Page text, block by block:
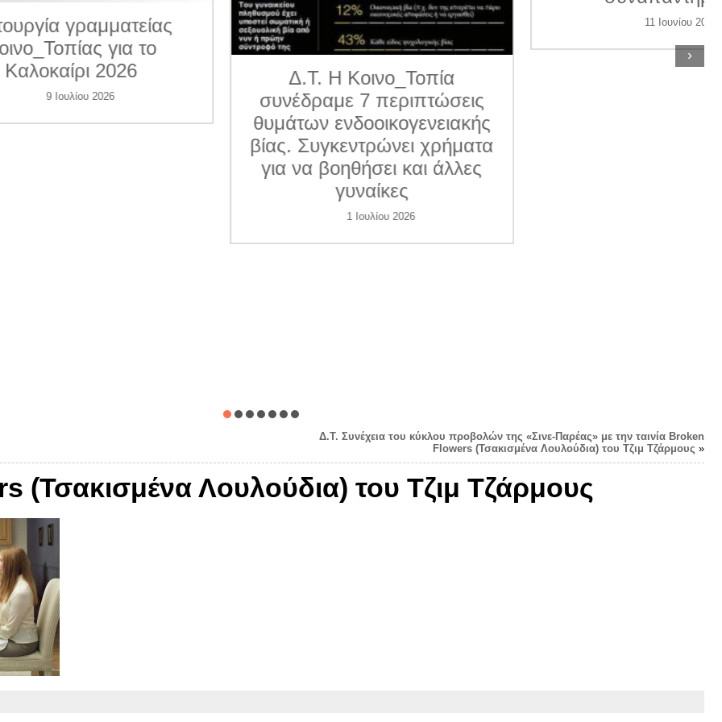
το
Δ.Τ. Η Κοινο_Τοπία
συνέδραμε 7 περιπτώσεις
θυμάτων ενδοοικογενειακής
βίας. Συγκεντρώνει χρήματα
για να βοηθήσει και άλλες
›
Δ.Τ. Συνέχεια του κύκλου προβολών της «Σινε-Παρέας» με την ταινία Broken
Flowers (Τσακισμένα Λουλούδια) του Τζιμ Τζάρμους »
(Τσακισμένα Λουλούδια) του Τζιμ Τζάρμους